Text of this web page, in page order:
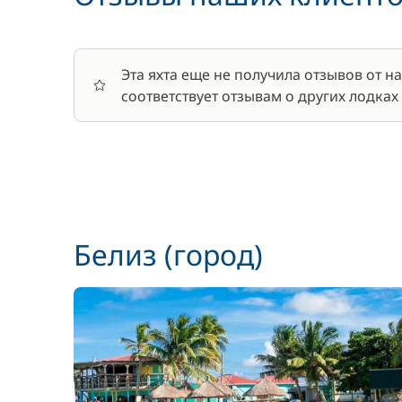
Полотенца
Трансфер
Финальная уборка
Шкипер
Эта яхта еще не получила отзывов от
соответствует отзывам о других
Белиз (город)